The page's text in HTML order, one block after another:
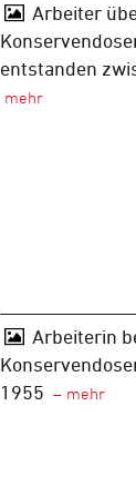
Arbeiter
entstanden
Arbeiterin
1955